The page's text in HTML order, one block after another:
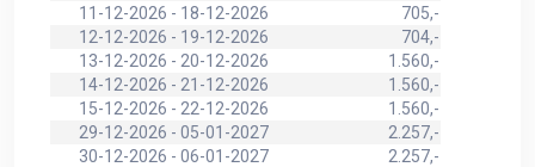
11-12-2026 - 18-12-2026
705,-
12-12-2026 - 19-12-2026
704,-
13-12-2026 - 20-12-2026
1.560,-
14-12-2026 - 21-12-2026
1.560,-
15-12-2026 - 22-12-2026
1.560,-
29-12-2026 - 05-01-2027
2.257,-
30-12-2026 - 06-01-2027
2.257,-